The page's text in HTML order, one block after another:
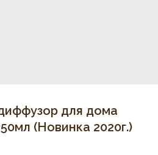
для дома
(Новинка 2020г.)